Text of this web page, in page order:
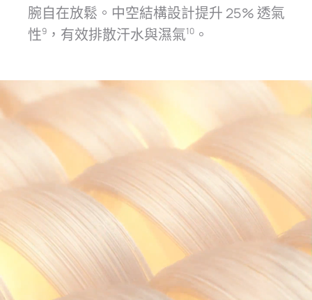
腕自在放鬆。中空結構設計提升 25% 透氣
性⁠9，有效排散汗水與濕⁠氣⁠10。